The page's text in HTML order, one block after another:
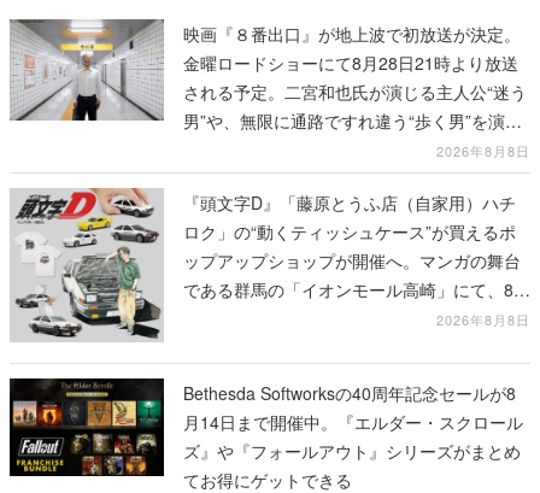
映画『８番出口』が地上波で初放送が決定。
金曜ロードショーにて8月28日21時より放送
される予定。二宮和也氏が演じる主人公“迷う
男”や、無限に通路ですれ違う“歩く男”を演じ
2026年8月8日
『頭文字D』「藤原とうふ店（自家用）ハチ
ロク」の“動くティッシュケース”が買えるポ
ップアップショップが開催へ。マンガの舞台
である群馬の「イオンモール高崎」にて、8月
11日から8月20日までの期間限定で開催予定
2026年8月8日
Bethesda Softworksの40周年記念セールが8
月14日まで開催中。『エルダー・スクロール
ズ』や『フォールアウト』シリーズがまとめ
てお得にゲットできる